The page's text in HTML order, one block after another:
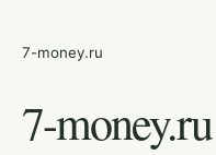
7-money.ru
7-money.ru